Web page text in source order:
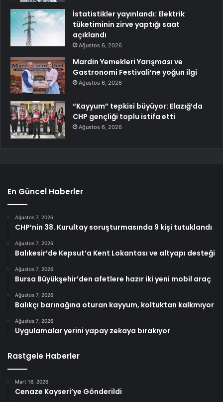
İstatistikler yayınlandı: Elektrik
tüketiminin zirve yaptığı saat
açıklandı
Ağustos 6, 2026
Mardin Yemekleri Yarışması ve
Gastronomi Festivali’ne yoğun ilgi
Ağustos 6, 2026
“Kayyum” tepkisi büyüyor: Elazığ’da
CHP gençliği toplu istifa etti
Ağustos 6, 2026
En Güncel Haberler
Ağustos 7, 2026
CHP’nin 38. Kurultay soruşturmasında 9 kişi tutuklandı
Ağustos 7, 2026
Balıkesir’de Kepsut’a Kent Lokantası ve altyapı desteği
Ağustos 7, 2026
Bursa Büyükşehir’den afetlere hazır iki yeni mobil araç
Ağustos 7, 2026
Balıkçı barınağına oturan kayyum, koltuktan kalkmıyor
Ağustos 7, 2026
Uygulamalar yerini yapay zekaya bırakıyor
Rastgele Haberler
Mart 16, 2026
Cenaze Kayseri’ye Gönderildi